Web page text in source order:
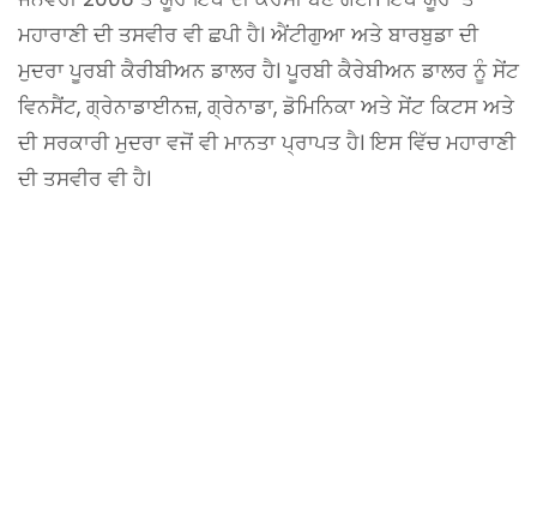
ਮਹਾਰਾਣੀ ਦੀ ਤਸਵੀਰ ਵੀ ਛਪੀ ਹੈ। ਐਂਟੀਗੁਆ ਅਤੇ ਬਾਰਬੁਡਾ ਦੀ
ਮੁਦਰਾ ਪੂਰਬੀ ਕੈਰੀਬੀਅਨ ਡਾਲਰ ਹੈ। ਪੂਰਬੀ ਕੈਰੇਬੀਅਨ ਡਾਲਰ ਨੂੰ ਸੇਂਟ
ਵਿਨਸੈਂਟ, ਗ੍ਰੇਨਾਡਾਈਨਜ਼, ਗ੍ਰੇਨਾਡਾ, ਡੋਮਿਨਿਕਾ ਅਤੇ ਸੇਂਟ ਕਿਟਸ ਅਤੇ
ਦੀ ਸਰਕਾਰੀ ਮੁਦਰਾ ਵਜੋਂ ਵੀ ਮਾਨਤਾ ਪ੍ਰਾਪਤ ਹੈ। ਇਸ ਵਿੱਚ ਮਹਾਰਾਣੀ
ਦੀ ਤਸਵੀਰ ਵੀ ਹੈ।